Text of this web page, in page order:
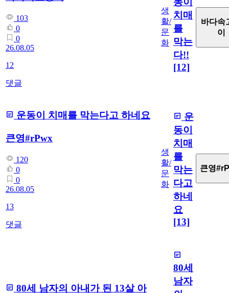
103
0
0
26.08.05
12
댓글
생
활/
문
화
치매
를
막는
다!!
[12]
바다속
이
운동이 치매를 막는다고 하네요
큰영#rPwx
120
0
0
26.08.05
13
댓글
생
활/
문
화
운
동이
치매
를
막는
다고
하네
요
[13]
큰영
80세 남자의 아내가 된 13살 아
80세
남자